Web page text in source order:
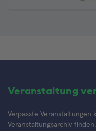
Veranstaltung
Verpasste Veranstaltungen
Veranstaltungsarchiv